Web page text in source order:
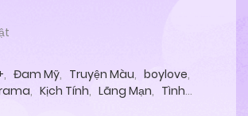
, Đam Mỹ, Truyện Màu, boylove,
, Kịch Tính, Lãng Mạn, Tình